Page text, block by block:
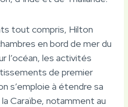
tout compris, Hilton
en bord de mer du
l’océan, les activités
de premier
s’emploie à étendre sa
Caraïbe, notamment au